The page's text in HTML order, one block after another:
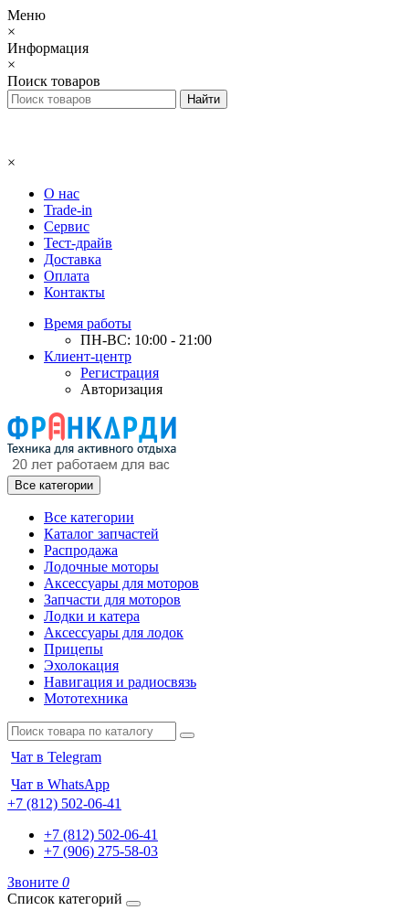
Меню
×
Информация
×
Поиск товаров
×
О нас
Trade-in
Сервис
Тест-драйв
Доставка
Оплата
Контакты
Время работы
ПН-ВС: 10:00 - 21:00
Клиент-центр
Регистрация
Авторизация
Все категории
Все категории
Каталог запчастей
Распродажа
Лодочные моторы
Аксессуары для моторов
Запчасти для моторов
Лодки и катера
Аксессуары для лодок
Прицепы
Эхолокация
Навигация и радиосвязь
Мототехника
Чат в Telegram
Чат в WhatsApp
+7 (812) 502-06-41
+7 (812) 502-06-41
+7 (906) 275-58-03
Звоните 0
Список категорий